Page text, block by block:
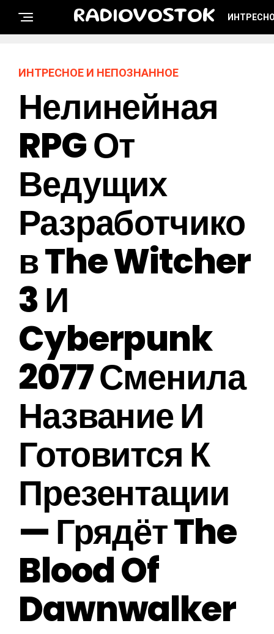
RADIOVOSTOK
ИНТРЕСНОЕ И НЕПОЗНАННОЕ
Нелинейная
RPG От
Ведущих
Разработчико
В The Witcher
3 И
Cyberpunk
2077 Сменила
Название И
Готовится К
Презентации
— Грядёт The
Blood Of
Dawnwalker